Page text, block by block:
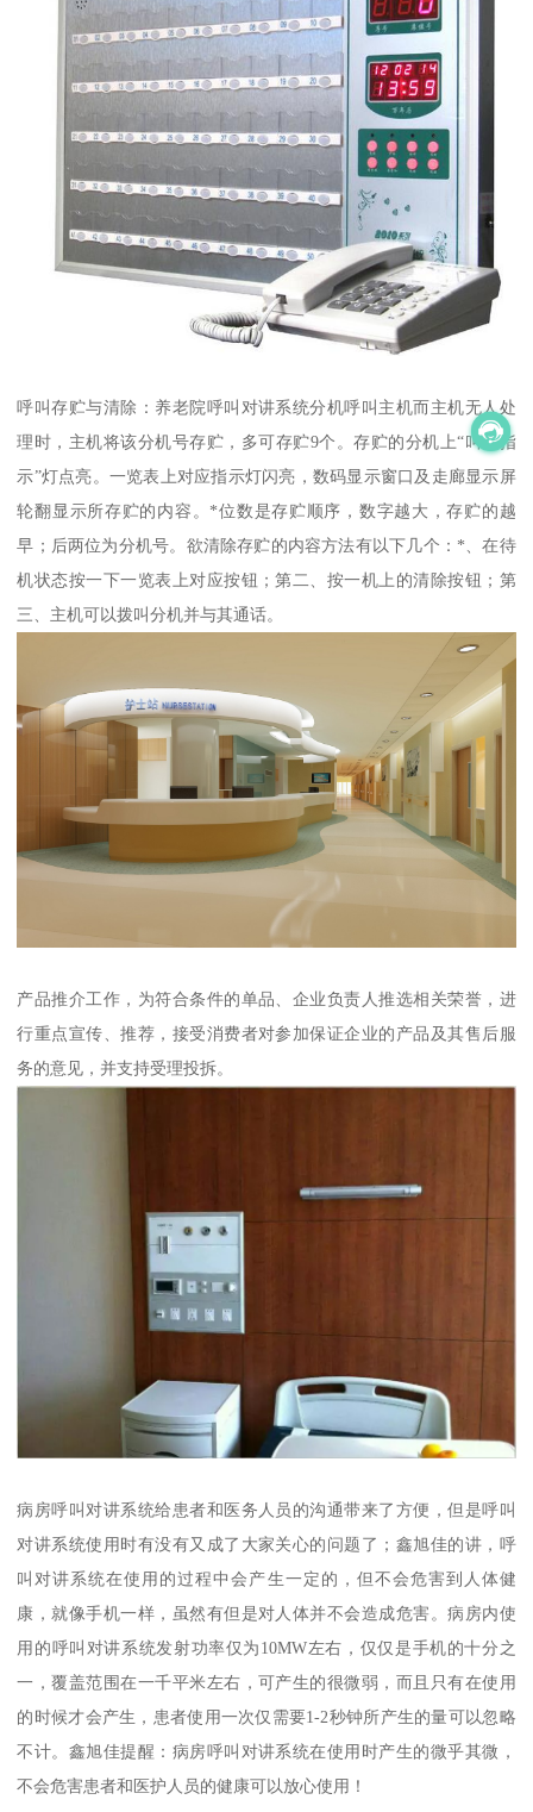
呼叫存贮与清除：养老院呼叫对讲系统分机呼叫主机而主机无人处
理时，主机将该分机号存贮，多可存贮9个。存贮的分机上“叫通指
示”灯点亮。一览表上对应指示灯闪亮，数码显示窗口及走廊显示屏
轮翻显示所存贮的内容。*位数是存贮顺序，数字越大，存贮的越
早；后两位为分机号。欲清除存贮的内容方法有以下几个：*、在待
机状态按一下一览表上对应按钮；第二、按一机上的清除按钮；第
三、主机可以拨叫分机并与其通话。
产品推介工作，为符合条件的单品、企业负责人推选相关荣誉，进
行重点宣传、推荐，接受消费者对参加保证企业的产品及其售后服
务的意见，并支持受理投拆。
病房呼叫对讲系统给患者和医务人员的沟通带来了方便，但是呼叫
对讲系统使用时有没有又成了大家关心的问题了；鑫旭佳的讲，呼
叫对讲系统在使用的过程中会产生一定的，但不会危害到人体健
康，就像手机一样，虽然有但是对人体并不会造成危害。病房内使
用的呼叫对讲系统发射功率仅为10MW左右，仅仅是手机的十分之
一，覆盖范围在一千平米左右，可产生的很微弱，而且只有在使用
的时候才会产生，患者使用一次仅需要1-2秒钟所产生的量可以忽略
不计。鑫旭佳提醒：病房呼叫对讲系统在使用时产生的微乎其微，
不会危害患者和医护人员的健康可以放心使用！